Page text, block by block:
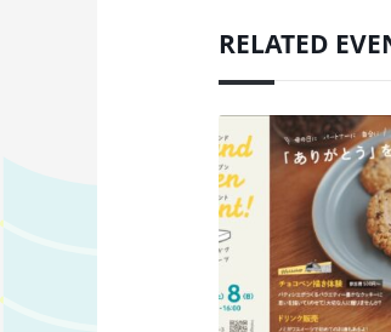
RELATED